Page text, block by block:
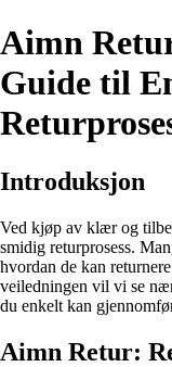
Aimn
Guide til
Introduksjon
Ved kjøp av klær og
smidig returprosess.
hvordan de kan
veiledningen vil vi se
du enkelt kan
Aimn Retur: